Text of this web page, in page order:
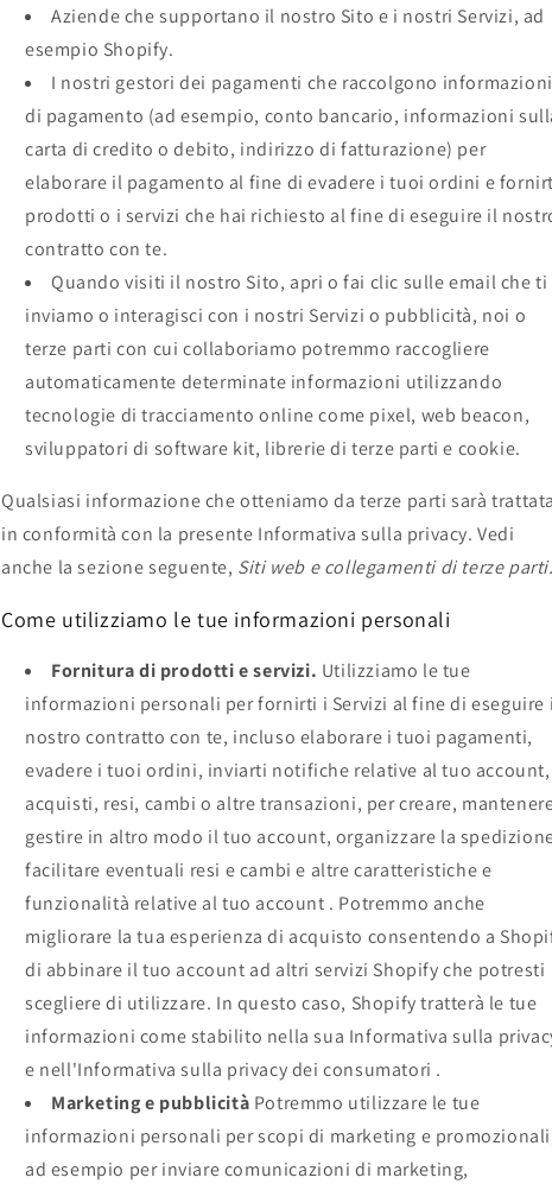
Aziende che supportano il nostro Sito e i nostri Servizi, ad
esempio Shopify.
I nostri gestori dei pagamenti che raccolgono informazioni
di pagamento (ad esempio, conto bancario, informazioni
carta di credito o debito, indirizzo di fatturazione) per
elaborare il pagamento al fine di evadere i tuoi ordini e
prodotti o i servizi che hai richiesto al fine di eseguire il
contratto con te.
Quando visiti il nostro Sito, apri o fai clic sulle email che ti
inviamo o interagisci con i nostri Servizi o pubblicità, noi o
terze parti con cui collaboriamo potremmo raccogliere
automaticamente determinate informazioni utilizzando
tecnologie di tracciamento online come pixel, web beacon,
sviluppatori di software kit, librerie di terze parti e cookie.
Qualsiasi informazione che otteniamo da terze parti sarà
in conformità con la presente Informativa sulla privacy. Vedi
anche la sezione seguente, Siti web e collegamenti di terze
Come utilizziamo le tue informazioni personali
Fornitura di prodotti e servizi. Utilizziamo le tue
informazioni personali per fornirti i Servizi al fine di eseguire
nostro contratto con te, incluso elaborare i tuoi pagamenti,
evadere i tuoi ordini, inviarti notifiche relative al tuo account,
acquisti, resi, cambi o altre transazioni, per creare,
gestire in altro modo il tuo account, organizzare la
facilitare eventuali resi e cambi e altre caratteristiche e
funzionalità relative al tuo account . Potremmo anche
migliorare la tua esperienza di acquisto consentendo a
di abbinare il tuo account ad altri servizi Shopify che potresti
scegliere di utilizzare. In questo caso, Shopify tratterà le tue
informazioni come stabilito nella sua Informativa sulla
e nell'Informativa sulla privacy dei consumatori .
Marketing e pubblicità Potremmo utilizzare le tue
informazioni personali per scopi di marketing e
ad esempio per inviare comunicazioni di marketing,